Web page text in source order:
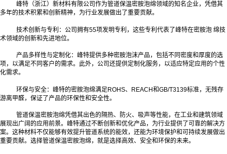
峰特（浙江）新材料有限公司作为管道保温密胺泡绵领域的知名企业，凭借其
多年的技术积累和创新精神，为行业发展做出了重要贡献。
技术创新与专利：公司拥有55项发明专利，这些专利代表了峰特在密胺泡 绵技
术领域的创新和先进地位。
产品多样性与定制化：峰特提供多种密胺泡沫产品，包括不同密度和厚度的选
项，以满足不同客户的需求。此外，公司还提供定制化服务，以适应特定应用的个性
化需求。
环保与安全：峰特的密胺泡绵满足ROHS、REACH和GB/T3139标准，无残存
游离甲醛，保证了产品的环保性和安全性。
管道保温密胺泡绵凭借其出色的隔热、防火、吸声等性能，在工业和建筑领域
展现出广阔的应用前景。峰特通过不断创新和优化产品，为行业提供了可靠的解决方
案。这种材料不仅能够有效提升管道系统的能效，还能为环境保护和可持续发展做出
重要贡献。选择管道保温密胺泡绵，就是选择高效、安全和环保的未来。